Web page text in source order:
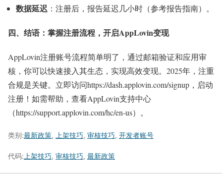
数据延迟 ：注册后，报告延迟几小时（参考报告指南）。
四、结语：掌握注册流程，开启AppLovin变现
AppLovin注册账号流程简单明了，通过邮箱验证和应用审
核，你可以快速接入其生态，实现高效变现。2025年，注重
合规是关键。立即访问https://dash.applovin.com/signup，启动
注册！如需帮助，查看AppLovin支持中心
（https://support.applovin.com/hc/en-us）。
类别:最新政策, 上架技巧, 审核技巧, 开发者账号
代码: 上架技巧, 审核技巧, 最新政策